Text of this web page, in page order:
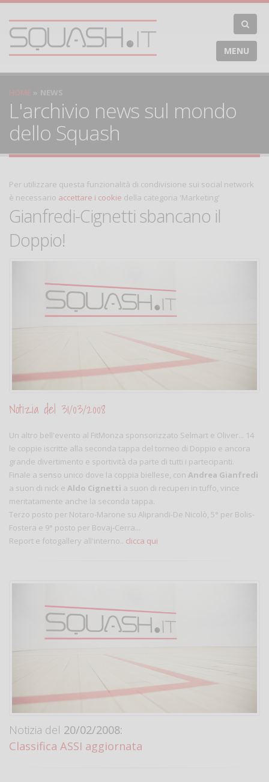
MENU
HOME NEWS
L'archivio news sul mondo
dello Squash
Per utilizzare questa funzionalità di condivisione sui social network
è necessario accettare i cookie della categoria 'Marketing'
Gianfredi-Cignetti sbancano il
Doppio!
Notizia del 31/03/2008
Un altro bell'evento al FitMonza sponsorizzato Selmart e Oliver... 14
le coppie iscritte alla seconda tappa del torneo di Doppio e ancora
grande divertimento e sportività da parte di tutti i partecipanti.
Finale a senso unico dove la coppia biellese, con Andrea Gianfredi
a suon di nick e Aldo Cignetti a suon di recuperi in tuffo, vince
meritatamente anche la seconda tappa.
Terzo posto per Notaro-Marone su Aliprandi-De Nicolò, 5° per Bolis-
Fostera e 9° posto per Bovaj-Cerra...
Report e fotogallery all'interno.. clicca qui
Notizia del 20/02/2008:
Classifica ASSI aggiornata